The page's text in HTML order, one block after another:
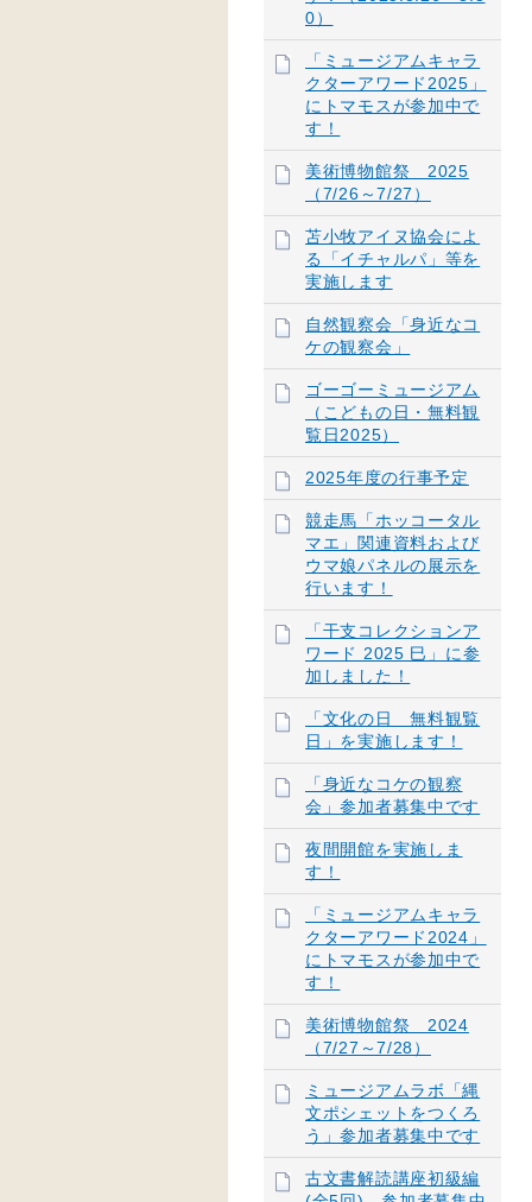
0）
「ミュージアムキャラ
クターアワード2025」
にトマモスが参加中で
す！
美術博物館祭 2025
（7/26～7/27）
苫小牧アイヌ協会によ
る「イチャルパ」等を
実施します
自然観察会「身近なコ
ケの観察会」
ゴーゴーミュージアム
（こどもの日・無料観
覧日2025）
2025年度の行事予定
競走馬「ホッコータル
マエ」関連資料および
ウマ娘パネルの展示を
行います！
「干支コレクションア
ワード 2025 巳」に参
加しました！
「文化の日 無料観覧
日」を実施します！
「身近なコケの観察
会」参加者募集中です
夜間開館を実施しま
す！
「ミュージアムキャラ
クターアワード2024」
にトマモスが参加中で
す！
美術博物館祭 2024
（7/27～7/28）
ミュージアムラボ「縄
文ポシェットをつくろ
う」参加者募集中です
古文書解読講座初級編